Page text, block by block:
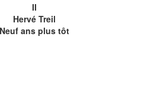
II
Hervé Treil
Neuf ans plus tôt